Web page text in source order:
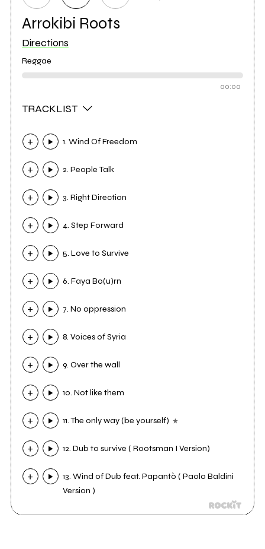
Arrokibi Roots
Directions
Reggae
00:00
TRACKLIST
1. Wind Of Freedom
2. People Talk
3. Right Direction
4. Step Forward
5. Love to Survive
6. Faya Bo(u)rn
7. No oppression
8. Voices of Syria
9. Over the wall
10. Not like them
11. The only way (be yourself)
12. Dub to survive ( Rootsman I Version)
13. Wind of Dub feat. Papantò ( Paolo Baldini
Version )